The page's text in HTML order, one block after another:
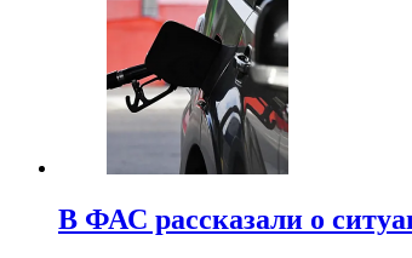
В ФАС рассказали о